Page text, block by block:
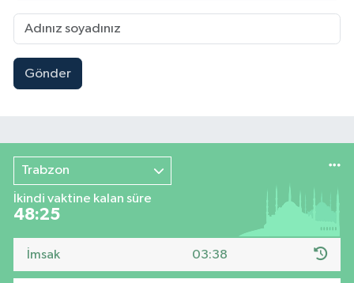
Gönder
Trabzon
İkindi vaktine kalan süre
48:24
İmsak 03:38